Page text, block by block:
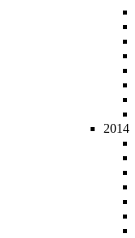
2014